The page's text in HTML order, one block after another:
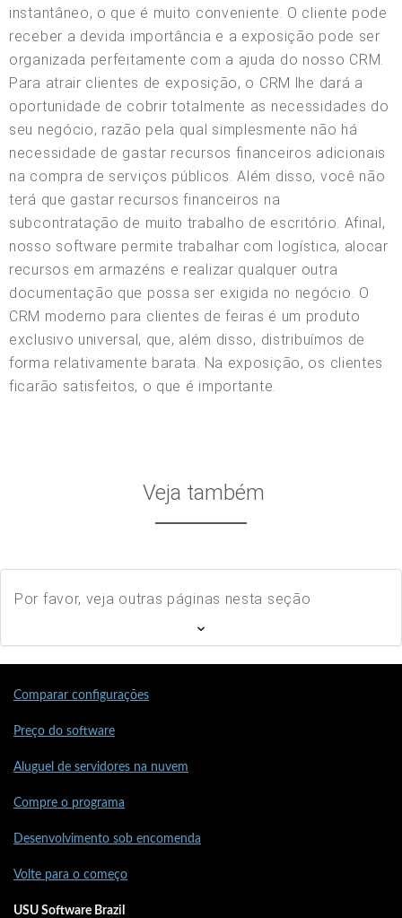
instantâneo, o que é muito conveniente. O cliente pode
receber a devida importância e a exposição pode ser
organizada perfeitamente com a ajuda do nosso CRM.
Para atrair clientes de exposição, o CRM lhe dará a
oportunidade de cobrir totalmente as necessidades do
seu negócio, razão pela qual simplesmente não há
necessidade de gastar recursos financeiros adicionais
na compra de serviços públicos. Além disso, você não
terá que gastar recursos financeiros na
subcontratação de muito trabalho de escritório. Afinal,
nosso software permite trabalhar com logística, alocar
recursos em armazéns e realizar qualquer outra
documentação que possa ser exigida no negócio. O
CRM moderno para clientes de feiras é um produto
exclusivo universal, que, além disso, distribuímos de
forma relativamente barata. Na exposição, os clientes
ficarão satisfeitos, o que é importante.
Veja também
Por favor, veja outras páginas nesta seção
Comparar configurações
Preço do software
Aluguel de servidores na nuvem
Compre o programa
Desenvolvimento sob encomenda
Volte para o começo
USU Software Brazil